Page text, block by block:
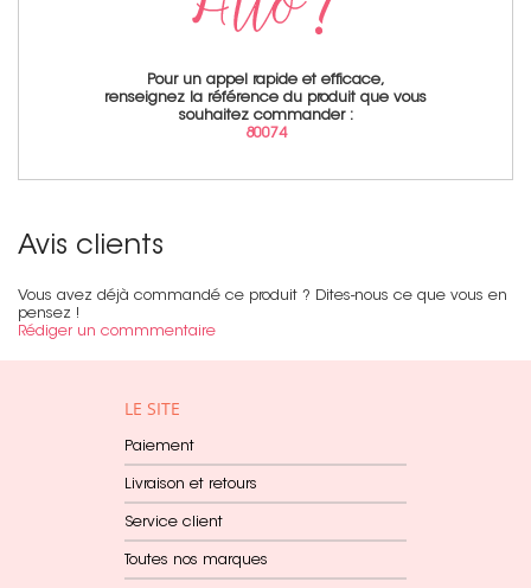
Pour un appel rapide et efficace,
renseignez la référence du produit que vous
souhaitez commander :
80074
Avis clients
Vous avez déjà commandé ce produit ? Dites-nous ce que vous en
pensez !
Rédiger un commmentaire
LE SITE
Paiement
Livraison et retours
Service client
Toutes nos marques